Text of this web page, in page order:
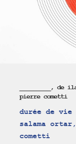
_________, de
pierre cometti
durée de vie
salama
cometti